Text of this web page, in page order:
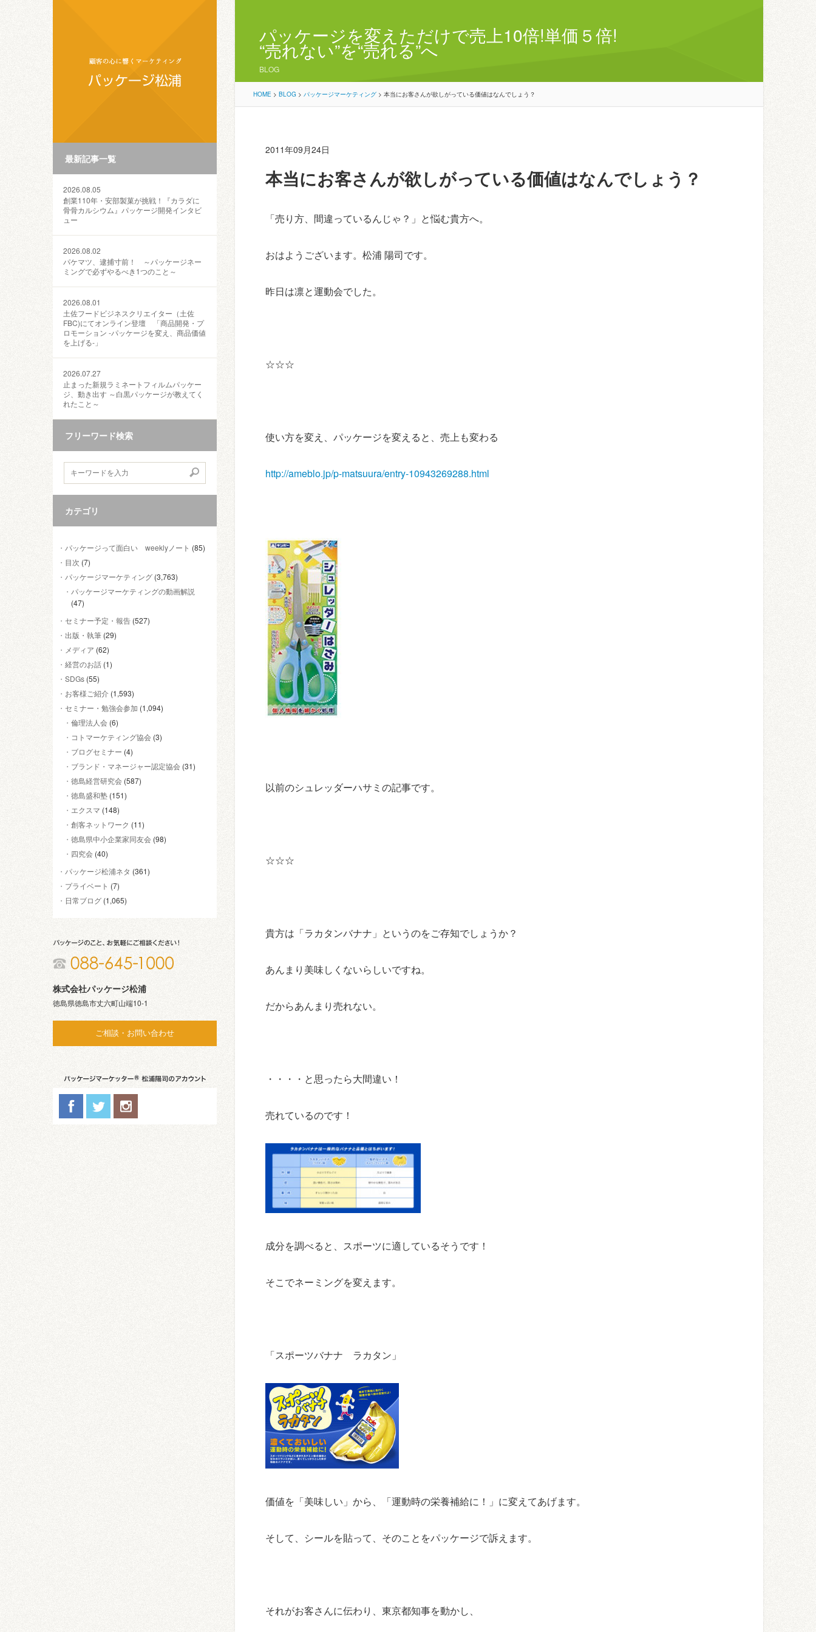
最新記事一覧
2026.08.05
創業110年・安部製菓が挑戦！『カラダに
骨骨カルシウム』パッケージ開発インタビ
ュー
2026.08.02
パケマツ、逮捕寸前！ ～パッケージネー
ミングで必ずやるべき1つのこと～
2026.08.01
土佐フードビジネスクリエイター（土佐
FBC)にてオンライン登壇 「商品開発・プ
ロモーション ‐パッケージを変え、商品価値
を上げる‐」
2026.07.27
止まった新規ラミネートフィルムパッケー
ジ、動き出す ～白黒パッケージが教えてく
れたこと～
フリーワード検索
カテゴリ
パッケージって面白い weeklyノート (85)
目次 (7)
パッケージマーケティング (3,763)
パッケージマーケティングの動画解説
(47)
セミナー予定・報告 (527)
出版・執筆 (29)
メディア (62)
経営のお話 (1)
SDGs (55)
お客様ご紹介 (1,593)
セミナー・勉強会参加 (1,094)
倫理法人会 (6)
コトマーケティング協会 (3)
ブログセミナー (4)
ブランド・マネージャー認定協会 (31)
徳島経営研究会 (587)
徳島盛和塾 (151)
エクスマ (148)
創客ネットワーク (11)
徳島県中小企業家同友会 (98)
四究会 (40)
パッケージ松浦ネタ (361)
プライベート (7)
日常ブログ (1,065)
株式会社パッケージ松浦
徳島県徳島市丈六町山端10-1
ご相談・お問い合わせ
パッケージを変えただけで売上10倍!単価５倍!
“売れない”を“売れる”へ
BLOG
HOME > BLOG > パッケージマーケティング > 本当にお客さんが欲しがっている価値はなんでしょう？
2011年09月24日
本当にお客さんが欲しがっている価値はなんでしょう？
「売り方、間違っているんじゃ？」と悩む貴方へ。
おはようございます。松浦 陽司です。
昨日は凛と運動会でした。
☆☆☆
使い方を変え、パッケージを変えると、売上も変わる
http://ameblo.jp/p-matsuura/entry-10943269288.html
以前のシュレッダーハサミの記事です。
☆☆☆
貴方は「ラカタンバナナ」というのをご存知でしょうか？
あんまり美味しくないらしいですね。
だからあんまり売れない。
・・・・と思ったら大間違い！
売れているのです！
成分を調べると、スポーツに適しているそうです！
そこでネーミングを変えます。
「スポーツバナナ ラカタン」
価値を「美味しい」から、「運動時の栄養補給に！」に変えてあげます。
そして、シールを貼って、そのことをパッケージで訴えます。
それがお客さんに伝わり、東京都知事を動かし、